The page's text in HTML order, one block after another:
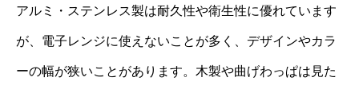
アルミ・ステンレス製は耐久性や衛生性に優れています
が、電子レンジに使えないことが多く、デザインやカラ
ーの幅が狭いことがあります。木製や曲げわっぱは見た